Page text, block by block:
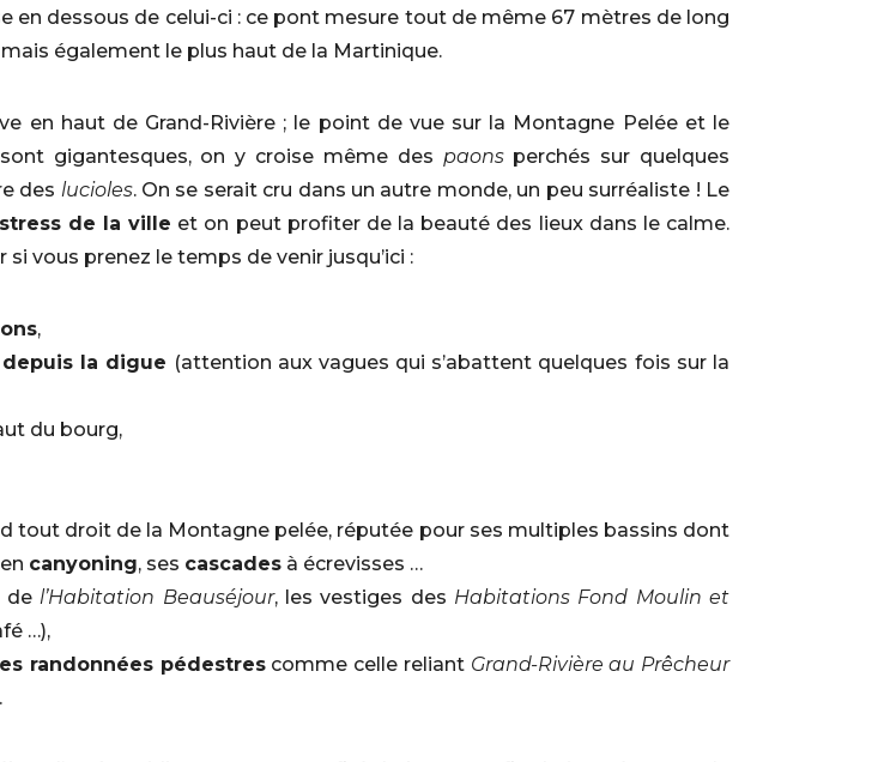
en dessous de celui-ci : ce pont mesure tout de même 67 mètres de long
également le plus haut de la Martinique.
en haut de Grand-Rivière ; le point de vue sur la Montagne Pelée et le
gigantesques, on y croise même des paonsperchés sur quelques
des lucioles. On se serait cru dans un autre monde, un peu surréaliste ! Le
de la ville et on peut profiter de la beauté des lieux dans le calme.
vous prenez le temps de venir jusqu’ici :
,
la digue (attention aux vagues qui s’abattent quelques fois sur la
du bourg,
tout droit de la Montagne pelée, réputée pour ses multiples bassins dont
canyoning, ses cascades à écrevisses …
de l’Habitation Beauséjour, les vestiges des Habitations Fond Moulin et
…),
randonnées pédestrescomme celle reliant Grand-Rivière au Prêcheur